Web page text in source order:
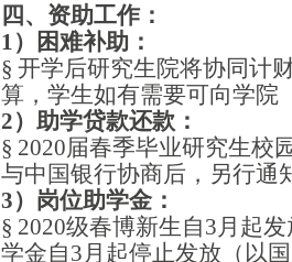
四、资助工作：
1）困难补助：
§ 开学后研究生院将协同计
算，学生如有需要可向学院
2）助学贷款还款：
§ 2020届春季毕业研究生校
与中国银行协商后，另行通
3）岗位助学金：
§ 2020级春博新生自3月起
学金自3月起停止发放（以